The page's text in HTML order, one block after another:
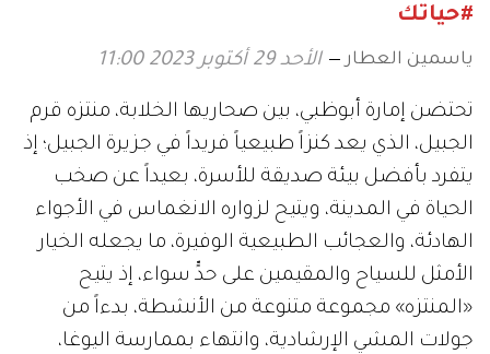
#حياتك
ياسمين العطار الأحد 29 أكتوبر 2023 11:00
تحتضن إمارة أبوظبي، بين صحاريها الخلابة، منتزه قرم
الجبيل، الذي يعد كنزاً طبيعياً فريداً في جزيرة الجبيل؛ إذ
يتفرد بأفضل بيئة صديقة للأسرة، بعيداً عن صخب
الحياة في المدينة، ويتيح لزواره الانغماس في الأجواء
الهادئة، والعجائب الطبيعية الوفيرة، ما يجعله الخيار
الأمثل للسياح والمقيمين على حدٍّ سواء، إذ يتيح
«المنتزه» مجموعة متنوعة من الأنشطة، بدءاً من
جولات المشي الإرشادية، وانتهاء بممارسة اليوغا،